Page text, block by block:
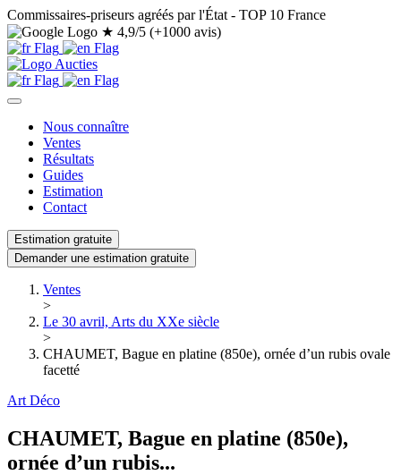
Commissaires-priseurs agréés par l'État - TOP 10 France
★ 4,9/5 (+1000 avis)
Nous connaître
Ventes
Résultats
Guides
Estimation
Contact
Estimation gratuite
Demander une estimation gratuite
Ventes
>
Le 30 avril, Arts du XXe siècle
>
CHAUMET, Bague en platine (850e), ornée d’un rubis ovale
facetté
Art Déco
CHAUMET, Bague en platine (850e),
ornée d’un rubis...